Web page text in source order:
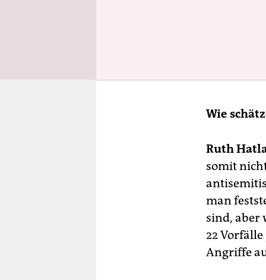
Wie
Ruth
somit
man
sind, aber
22
Angriffe